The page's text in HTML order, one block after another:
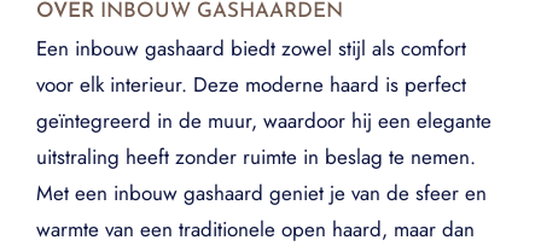
OVER INBOUW GASHAARDEN
Een inbouw gashaard biedt zowel stijl als comfort
voor elk interieur. Deze moderne haard is perfect
geïntegreerd in de muur, waardoor hij een elegante
uitstraling heeft zonder ruimte in beslag te nemen.
Met een inbouw gashaard geniet je van de sfeer en
warmte van een traditionele open haard, maar dan